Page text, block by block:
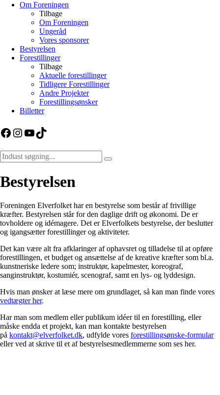
Om Foreningen
Tilbage
Om Foreningen
Ungeråd
Vores sponsorer
Bestyrelsen
Forestillinger
Tilbage
Aktuelle forestillinger
Tidligere Forestillinger
Andre Projekter
Forestillingsønsker
Billetter
Facebook
Instagram
YouTube
TikTok
Bestyrelsen
Foreningen Elverfolket har en bestyrelse som består af frivillige
kræfter. Bestyrelsen står for den daglige drift og økonomi. De er
tovholdere og idémagere. Det er Elverfolkets bestyrelse, der beslutter
og igangsætter forestillinger og aktiviteter.
Det kan være alt fra afklaringer af ophavsret og tilladelse til at opføre
forestillingen, et budget og ansættelse af de kreative kræfter som bl.a.
kunstneriske ledere som; instruktør, kapelmester, koreograf,
sanginstruktør, kostumiér, scenograf, samt en lys- og lyddesign.
Hvis man ønsker at læse mere om grundlaget, så kan man finde vores
vedtægter her.
Har man som medlem eller publikum idéer til en forestilling, eller
måske endda et projekt, kan man kontakte bestyrelsen
på kontakt@elverfolket.dk, udfylde vores forestillingsønske-formular
eller ved at skrive til et af bestyrelsesmedlemmerne som ses her.